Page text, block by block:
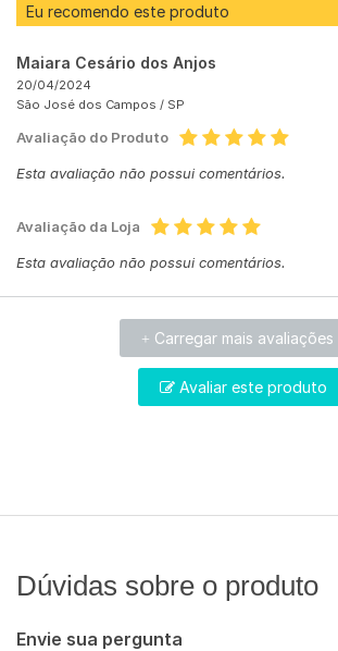
Eu recomendo este produto
Maiara Cesário dos Anjos
20/04/2024
São José dos Campos / SP
Avaliação do Produto
Esta avaliação não possui comentários.
Avaliação da Loja
Esta avaliação não possui comentários.
+ Carregar mais avaliações
Avaliar este produto
Dúvidas sobre o produto
Envie sua pergunta